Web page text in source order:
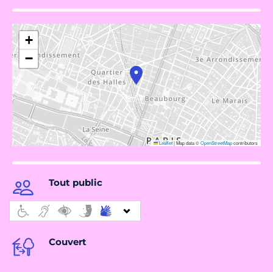
+
−
Leaflet|Map data ©OpenStreetMapcontributors
Tout public
Couvert